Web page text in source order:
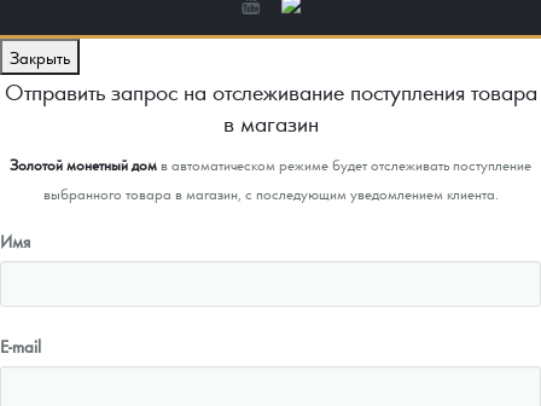
Закрыть
Отправить запрос на отслеживание поступления товара
в магазин
Золотой монетный домв автоматическом режиме будет отслеживать поступление
выбранного товара в магазин, с последующим уведомлением клиента.
Имя
E-mail